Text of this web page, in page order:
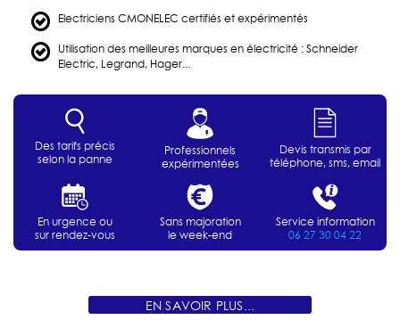
Electriciens CMONELEC certifiés et expérimentés
Utilisation des meilleures marques en électricité : Schneider
Electric, Legrand, Hager...
Des tarifs précis
selon la panne
Professionnels
expérimentées
Devis transmis par
téléphone, sms, email
En urgence ou
sur rendez-vous
Sans majoration
le week-end
Service information
06 27 30 04 22
EN SAVOIR PLUS...